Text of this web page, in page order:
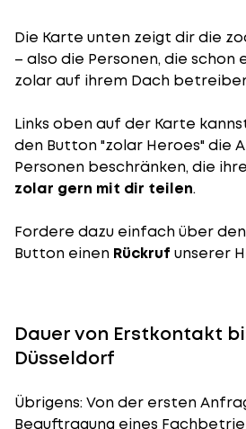
Die Karte unten zeigt dir die
– also die Personen, die schon
zolar auf ihrem Dach
Links oben auf der Karte
den Button "zolar Heroes" die
Personen beschränken, die ihre
zolar gern mit dir teilen.
Fordere dazu einfach über
Button einen Rückruf unserer
Dauer von Erstkontakt
Düsseldorf
Übrigens: Von der ersten
Beauftragung eines